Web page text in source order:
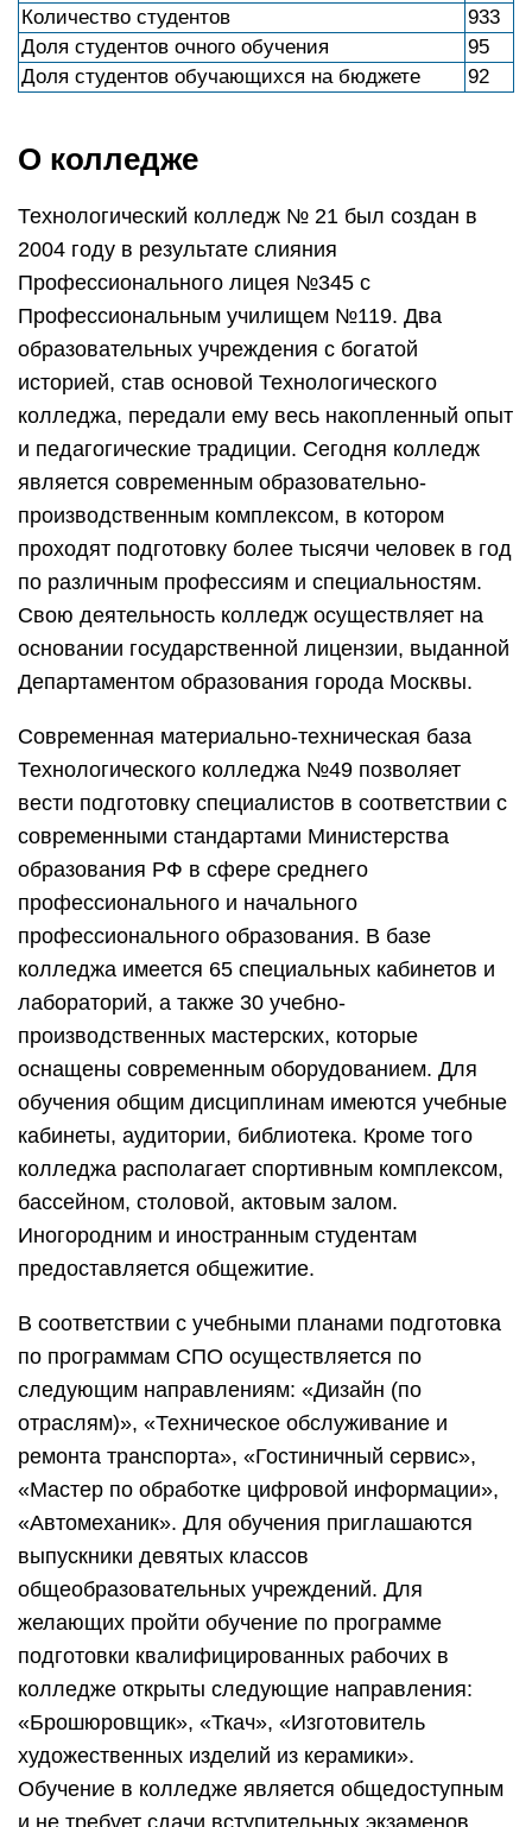
Количество студентов
933
Доля студентов очного обучения
95
Доля студентов обучающихся на бюджете
92
О колледже
Технологический колледж № 21 был создан в
2004 году в результате слияния
Профессионального лицея №345 с
Профессиональным училищем №119. Два
образовательных учреждения с богатой
историей, став основой Технологического
колледжа, передали ему весь накопленный опыт
и педагогические традиции. Сегодня колледж
является современным образовательно-
производственным комплексом, в котором
проходят подготовку более тысячи человек в год
по различным профессиям и специальностям.
Свою деятельность колледж осуществляет на
основании государственной лицензии, выданной
Департаментом образования города Москвы.
Современная материально-техническая база
Технологического колледжа №49 позволяет
вести подготовку специалистов в соответствии с
современными стандартами Министерства
образования РФ в сфере среднего
профессионального и начального
профессионального образования. В базе
колледжа имеется 65 специальных кабинетов и
лабораторий, а также 30 учебно-
производственных мастерских, которые
оснащены современным оборудованием. Для
обучения общим дисциплинам имеются учебные
кабинеты, аудитории, библиотека. Кроме того
колледжа располагает спортивным комплексом,
бассейном, столовой, актовым залом.
Иногородним и иностранным студентам
предоставляется общежитие.
В соответствии с учебными планами подготовка
по программам СПО осуществляется по
следующим направлениям: «Дизайн (по
отраслям)», «Техническое обслуживание и
ремонта транспорта», «Гостиничный сервис»,
«Мастер по обработке цифровой информации»,
«Автомеханик». Для обучения приглашаются
выпускники девятых классов
общеобразовательных учреждений. Для
желающих пройти обучение по программе
подготовки квалифицированных рабочих в
колледже открыты следующие направления:
«Брошюровщик», «Ткач», «Изготовитель
художественных изделий из керамики».
Обучение в колледже является общедоступным
и не требует сдачи вступительных экзаменов.